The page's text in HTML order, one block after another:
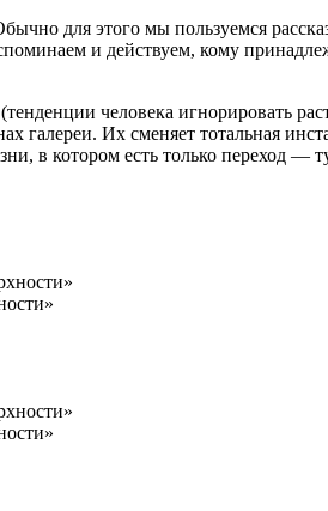
для этого мы пользуемся
и действуем, кому
человека игнорировать
галереи. Их сменяет тотальная
в котором есть только переход —